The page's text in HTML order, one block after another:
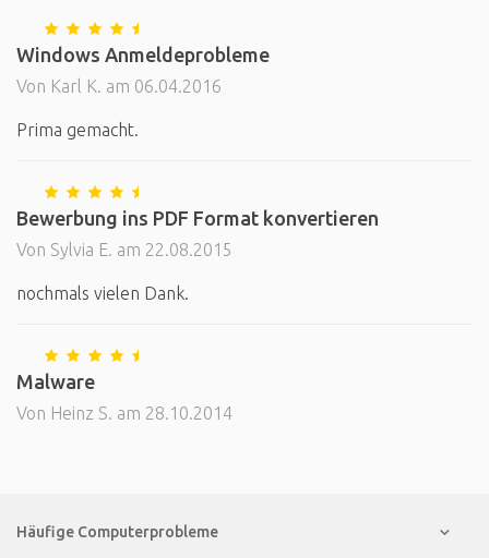
Windows Anmeldeprobleme
Von Karl K. am 06.04.2016
Prima gemacht.
Bewerbung ins PDF Format konvertieren
Von Sylvia E. am 22.08.2015
nochmals vielen Dank.
Malware
Von Heinz S. am 28.10.2014
Häufige Computerprobleme